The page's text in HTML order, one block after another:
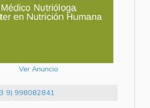
Ver Anuncio
9) 998082841